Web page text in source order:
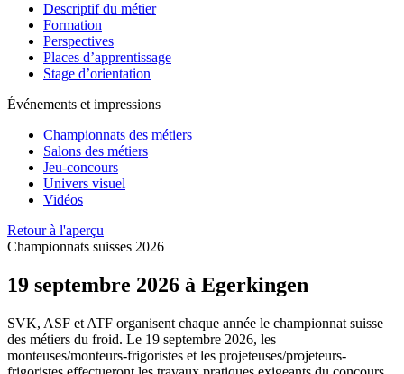
Descriptif du métier
Formation
Perspectives
Places d’apprentissage
Stage d’orientation
Événements et impressions
Championnats des métiers
Salons des métiers
Jeu-concours
Univers visuel
Vidéos
Retour à l'aperçu
Championnats suisses 2026
19 septembre 2026 à Egerkingen
SVK, ASF et ATF organisent chaque année le championnat suisse
des métiers du froid. Le 19 septembre 2026, les
monteuses/monteurs-frigoristes et les projeteuses/projeteurs-